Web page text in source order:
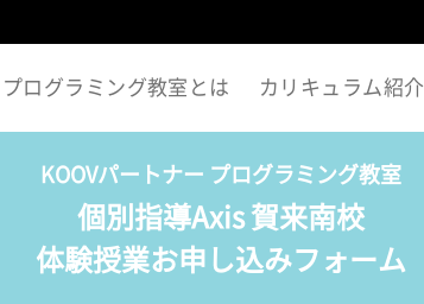
プログラミング教室とは カリキュラム紹介
KOOVパートナー プログラミング教室
個別指導Axis 賀来南校
体験授業お申し込みフォーム